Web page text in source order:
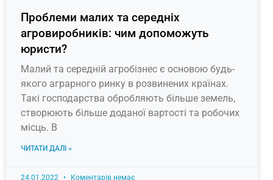
Проблеми малих та середніх
агровиробників: чим допоможуть
юристи?
Малий та середній агробізнес є основою будь-
якого аграрного ринку в розвинених країнах.
Такі господарства обробляють більше земель,
створюють більше доданої вартості та робочих
місць. В
ЧИТАТИ ДАЛІ »
24.01.2022 Коментарів немає